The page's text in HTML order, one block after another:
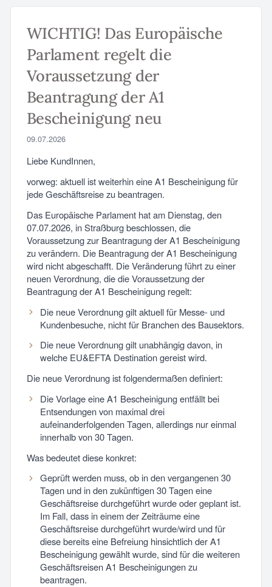
WICHTIG! Das Europäische
Parlament regelt die
Voraussetzung der
Beantragung der A1
Bescheinigung neu
09.07.2026
Liebe KundInnen,
vorweg: aktuell ist weiterhin eine A1 Bescheinigung für
jede Geschäftsreise zu beantragen.
Das Europäische Parlament hat am Dienstag, den
07.07.2026, in Straßburg beschlossen, die
Voraussetzung zur Beantragung der A1 Bescheinigung
zu verändern. Die Beantragung der A1 Bescheinigung
wird nicht abgeschafft. Die Veränderung führt zu einer
neuen Verordnung, die die Voraussetzung der
Beantragung der A1 Bescheinigung regelt:
Die neue Verordnung gilt aktuell für Messe- und
Kundenbesuche, nicht für Branchen des Bausektors.
Die neue Verordnung gilt unabhängig davon, in
welche EU&EFTA Destination gereist wird.
Die neue Verordnung ist folgendermaßen definiert:
Die Vorlage eine A1 Bescheinigung entfällt bei
Entsendungen von maximal drei
aufeinanderfolgenden Tagen, allerdings nur einmal
innerhalb von 30 Tagen.
Was bedeutet diese konkret:
Geprüft werden muss, ob in den vergangenen 30
Tagen und in den zukünftigen 30 Tagen eine
Geschäftsreise durchgeführt wurde oder geplant ist.
Im Fall, dass in einem der Zeiträume eine
Geschäftsreise durchgeführt wurde/wird und für
diese bereits eine Befreiung hinsichtlich der A1
Bescheinigung gewählt wurde, sind für die weiteren
Geschäftsreisen A1 Bescheinigungen zu
beantragen.